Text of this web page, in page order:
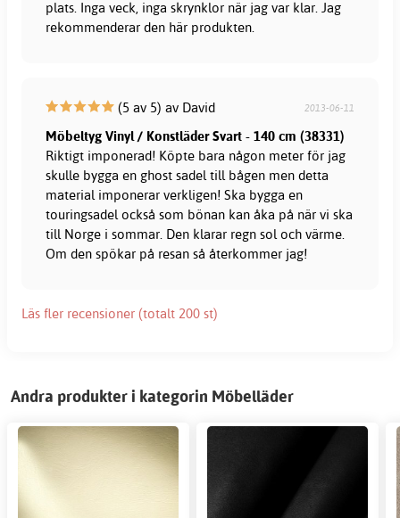
plats. Inga veck, inga skrynklor när jag var klar. Jag
rekommenderar den här produkten.
(5 av 5) av David 2013-06-11
Möbeltyg Vinyl / Konstläder Svart - 140 cm (38331)
Riktigt imponerad! Köpte bara någon meter för jag
skulle bygga en ghost sadel till bågen men detta
material imponerar verkligen! Ska bygga en
touringsadel också som bönan kan åka på när vi ska
till Norge i sommar. Den klarar regn sol och värme.
Om den spökar på resan så återkommer jag!
Läs fler recensioner (totalt 200 st)
Andra produkter i kategorin Möbelläder